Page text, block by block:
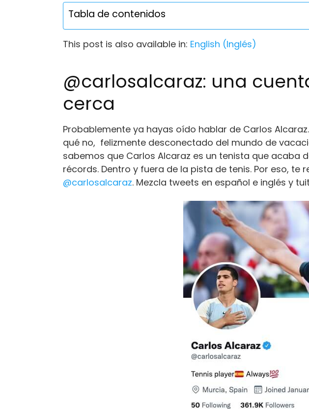
Tabla de contenidos
This post is also available in: English (Inglés)
@carlosalcaraz: una
cerca
Probablemente ya hayas oído hablar de Carlos
qué no, felizmente desconectado del mundo de
sabemos que Carlos Alcaraz es un tenista que acaba
récords. Dentro y fuera de la pista de tenis. Por eso,
@carlosalcaraz. Mezcla tweets en español e inglés y